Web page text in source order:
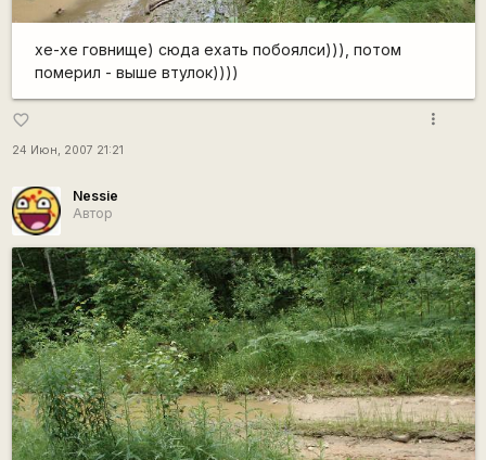
хе-хе говнище) сюда ехать побоялси))), потом
померил - выше втулок))))
favorite_border
24 Июн, 2007 21:21
more_vert
Nessie
Автор